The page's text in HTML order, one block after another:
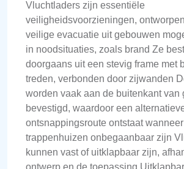
Vluchtladers zijn essentiële
veiligheidsvoorzieningen,
veilige evacuatie uit gebouwen
in noodsituaties, zoals brand Ze
doorgaans uit een stevig frame met
treden, verbonden door zijwanden
worden vaak aan de buitenkant van
bevestigd, waardoor een
ontsnappingsroute ontstaat
trappenhuizen onbegaanbaar zijn
kunnen vast of uitklapbaar zijn,
ontwerp en de toepassing